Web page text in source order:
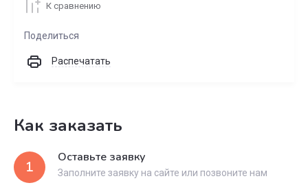
К сравнению
Поделиться
Распечатать
Как заказать
1
Оставьте заявку
Заполните заявку на сайте или позвоните нам